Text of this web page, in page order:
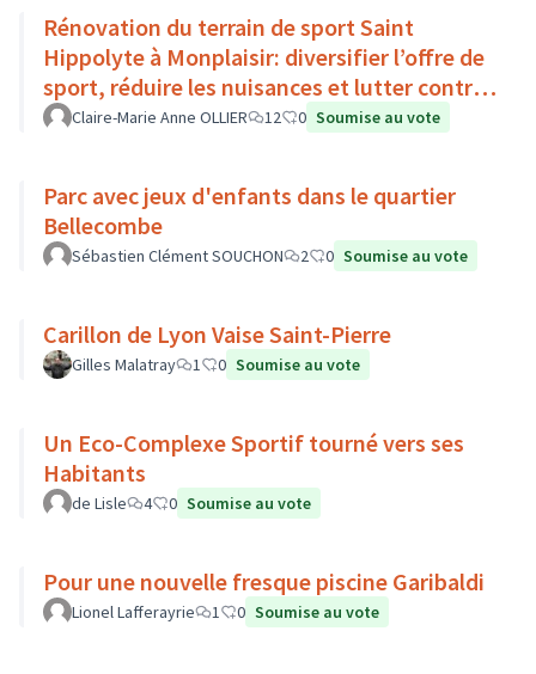
Rénovation du terrain de sport Saint
Hippolyte à Monplaisir: diversifier l’offre de
sport, réduire les nuisances et lutter contre
l’îlot de chaleur
Claire-Marie Anne OLLIER 12 0 Soumise au vote
Parc avec jeux d'enfants dans le quartier
Bellecombe
Sébastien Clément SOUCHON 2 0 Soumise au vote
Carillon de Lyon Vaise Saint-Pierre
Gilles Malatray 1 0 Soumise au vote
Un Eco-Complexe Sportif tourné vers ses
Habitants
de Lisle 4 0 Soumise au vote
Pour une nouvelle fresque piscine Garibaldi
Lionel Lafferayrie 1 0 Soumise au vote